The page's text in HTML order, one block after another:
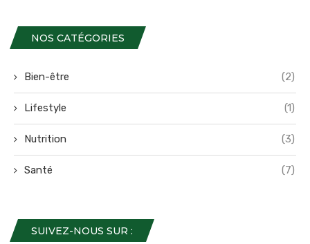
NOS CATÉGORIES
Bien-être (2)
Lifestyle (1)
Nutrition (3)
Santé (7)
SUIVEZ-NOUS SUR :